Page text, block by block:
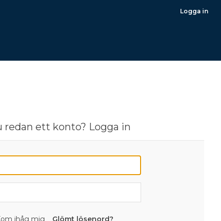
Logga in
redan ett konto? Logga in
ihåg mig Glömt lösenord?